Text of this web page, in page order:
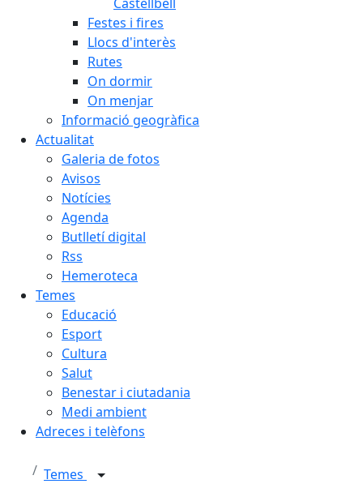
Festes i fires
Llocs d'interès
Rutes
On dormir
On menjar
Informació geogràfica
Actualitat
Galeria de fotos
Avisos
Notícies
Agenda
Butlletí digital
Rss
Hemeroteca
Temes
Educació
Esport
Cultura
Salut
Benestar i ciutadania
Medi ambient
Adreces i telèfons
Temes